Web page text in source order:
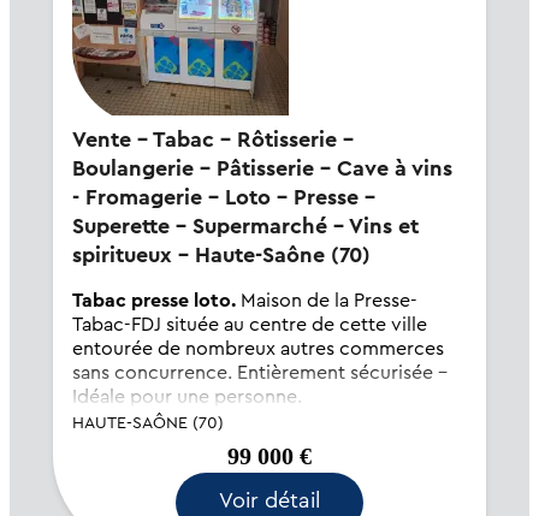
Vente - Tabac - Rôtisserie -
Boulangerie - Pâtisserie - Cave à vins
- Fromagerie - Loto - Presse -
Superette - Supermarché - Vins et
spiritueux - Haute-Saône (70)
Tabac presse loto.Maison de la Presse-
Tabac-FDJ située au centre de cette ville
entourée de nombreux autres commerces
sans concurrence. Entièrement sécurisée -
Idéale pour une personne.
HAUTE-SAÔNE (70)
99 000 €
Voir détail